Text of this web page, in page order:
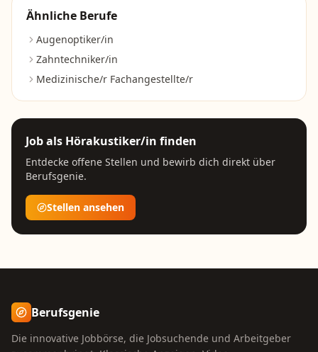
Ähnliche Berufe
Augenoptiker/in
Zahntechniker/in
Medizinische/r Fachangestellte/r
Job als Hörakustiker/in finden
Entdecke offene Stellen und bewirb dich direkt über
Berufsgenie.
Stellen ansehen
Berufsgenie
Die innovative Jobbörse, die Jobsuchende und Arbeitgeber